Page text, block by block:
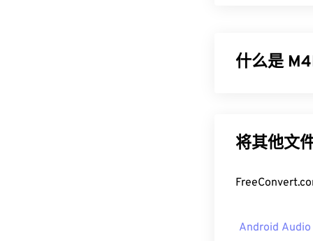
什么是
可以存储数字
将其他文
Android